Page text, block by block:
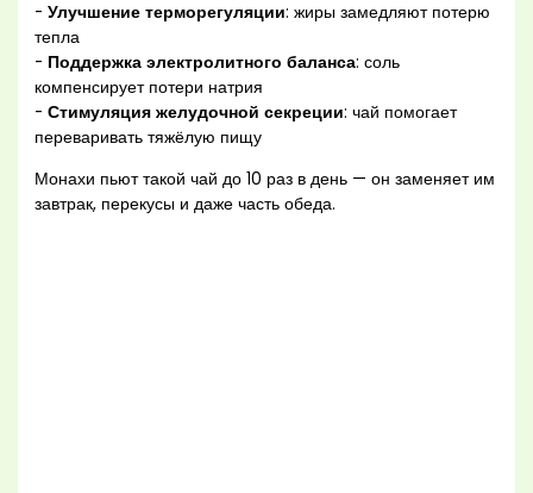
-Улучшение терморегуляции: жиры замедляют потерю
тепла
- Поддержка электролитного баланса: соль
компенсирует потери натрия
-Стимуляция желудочной секреции: чай помогает
переваривать тяжёлую пищу
Монахи пьют такой чай до 10 раз в день — он заменяет им
завтрак, перекусы и даже часть обеда.